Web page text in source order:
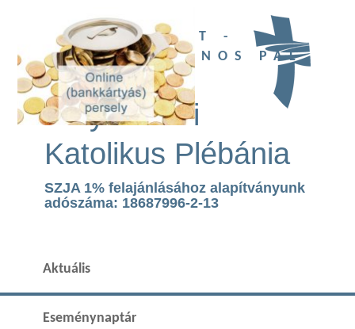
UBI DEUS EST -
SZENT II. JÁNOS PÁL
TEMPLOM
Páty Római
Katolikus Plébánia
SZJA 1% felajánlásához alapítványunk
adószáma: 18687996-2-13
Aktuális
Eseménynaptár